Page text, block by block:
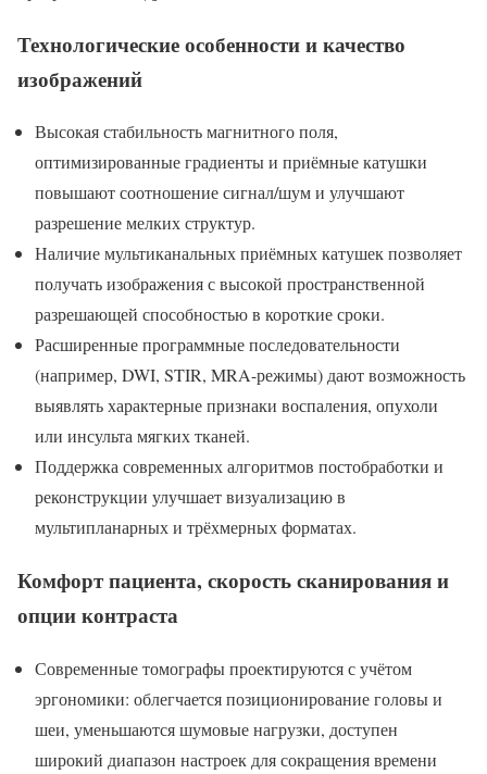
Технологические особенности и качество
изображений
Высокая стабильность магнитного поля,
оптимизированные градиенты и приёмные катушки
повышают соотношение сигнал/шум и улучшают
разрешение мелких структур.
Наличие мультиканальных приёмных катушек позволяет
получать изображения с высокой пространственной
разрешающей способностью в короткие сроки.
Расширенные программные последовательности
(например, DWI, STIR, MRA-режимы) дают возможность
выявлять характерные признаки воспаления, опухоли
или инсульта мягких тканей.
Поддержка современных алгоритмов постобработки и
реконструкции улучшает визуализацию в
мультипланарных и трёхмерных форматах.
Комфорт пациента, скорость сканирования и
опции контраста
Современные томографы проектируются с учётом
эргономики: облегчается позиционирование головы и
шеи, уменьшаются шумовые нагрузки, доступен
широкий диапазон настроек для сокращения времени